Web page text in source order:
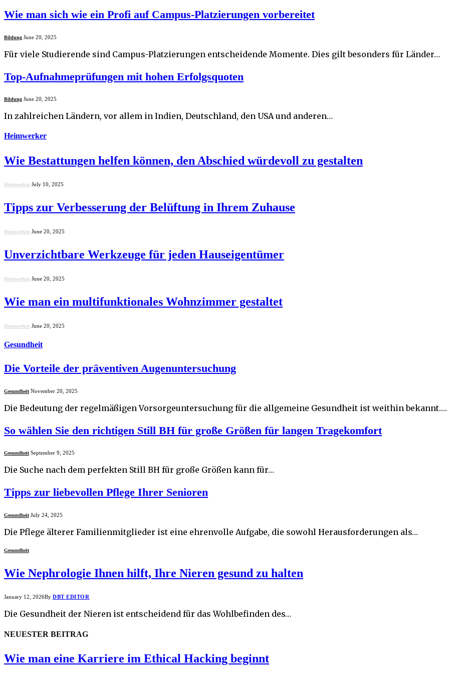
Wie man sich wie ein Profi auf Campus-Platzierungen vorbereitet
Bildung June 20, 2025
Für viele Studierende sind Campus-Platzierungen entscheidende Momente. Dies gilt besonders für Länder…
Top-Aufnahmeprüfungen mit hohen Erfolgsquoten
Bildung June 20, 2025
In zahlreichen Ländern, vor allem in Indien, Deutschland, den USA und anderen…
Heimwerker
Wie Bestattungen helfen können, den Abschied würdevoll zu gestalten
Heimwerker July 10, 2025
Tipps zur Verbesserung der Belüftung in Ihrem Zuhause
Heimwerker June 20, 2025
Unverzichtbare Werkzeuge für jeden Hauseigentümer
Heimwerker June 20, 2025
Wie man ein multifunktionales Wohnzimmer gestaltet
Heimwerker June 20, 2025
Gesundheit
Die Vorteile der präventiven Augenuntersuchung
Gesundheit November 20, 2025
Die Bedeutung der regelmäßigen Vorsorgeuntersuchung für die allgemeine Gesundheit ist weithin bekannt.…
So wählen Sie den richtigen Still BH für große Größen für langen Tragekomfort
Gesundheit September 9, 2025
Die Suche nach dem perfekten Still BH für große Größen kann für…
Tipps zur liebevollen Pflege Ihrer Senioren
Gesundheit July 24, 2025
Die Pflege älterer Familienmitglieder ist eine ehrenvolle Aufgabe, die sowohl Herausforderungen als…
Gesundheit
Wie Nephrologie Ihnen hilft, Ihre Nieren gesund zu halten
January 12, 2026By DBT EDITOR
Die Gesundheit der Nieren ist entscheidend für das Wohlbefinden des…
NEUESTER BEITRAG
Wie man eine Karriere im Ethical Hacking beginnt